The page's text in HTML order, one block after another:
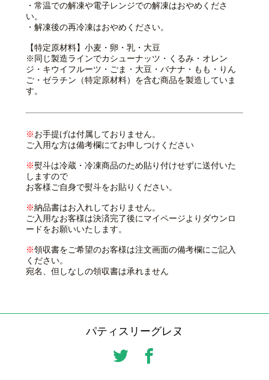
・常温での解凍や電子レンジでの解凍はおやめくださ
い。
・解凍後の再冷凍はおやめください。
【特定原材料】小麦・卵・乳・大豆
※同じ製造ラインでカシューナッツ・くるみ・オレン
ジ・キウイフルーツ・ごま・大豆・バナナ・もも・りん
ご・ゼラチン（特定原材料）を含む商品を製造していま
す。
※お手提げは付属しておりません。
ご入用な方は備考欄にてお申しつけください
※熨斗は冷蔵・冷凍商品のため貼り付けせずに送付いた
しますので
お客様ご自身で熨斗をお貼りください。
※納品書はお入れしておりません。
ご入用なお客様は決済完了後にマイページよりダウンロ
ードをお願いいたします。
※領収書をご希望のお客様は注文画面の備考欄にご記入
ください。
宛名、但しなしの領収書は承れません
パティスリーグレヌ